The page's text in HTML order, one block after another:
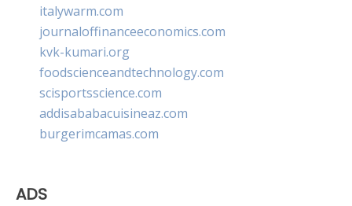
italywarm.com
journaloffinanceeconomics.com
kvk-kumari.org
foodscienceandtechnology.com
scisportsscience.com
addisababacuisineaz.com
burgerimcamas.com
ADS